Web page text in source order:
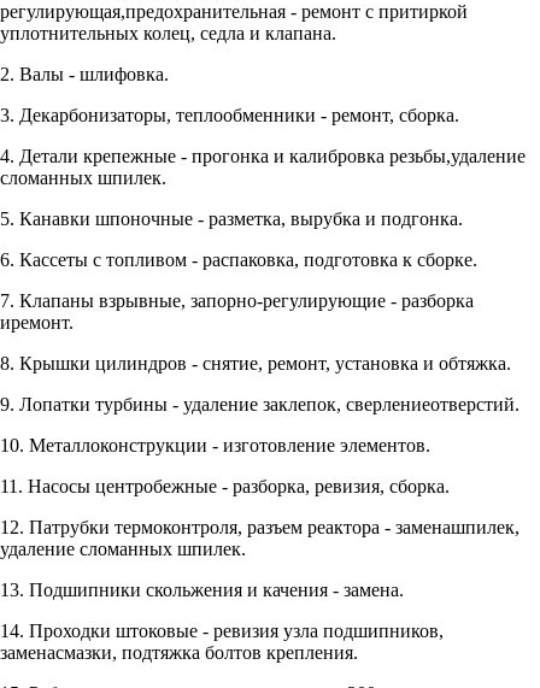
регулирующая,предохранительная - ремонт с притиркой
уплотнительных колец, седла и клапана.
2. Валы - шлифовка.
3. Декарбонизаторы, теплообменники - ремонт, сборка.
4. Детали крепежные - прогонка и калибровка резьбы,удаление
сломанных шпилек.
5. Канавки шпоночные - разметка, вырубка и подгонка.
6. Кассеты с топливом - распаковка, подготовка к сборке.
7. Клапаны взрывные, запорно-регулирующие - разборка
иремонт.
8. Крышки цилиндров - снятие, ремонт, установка и обтяжка.
9. Лопатки турбины - удаление заклепок, сверлениеотверстий.
10. Металлоконструкции - изготовление элементов.
11. Насосы центробежные - разборка, ревизия, сборка.
12. Патрубки термоконтроля, разъем реактора - заменашпилек,
удаление сломанных шпилек.
13. Подшипники скольжения и качения - замена.
14. Проходки штоковые - ревизия узла подшипников,
заменасмазки, подтяжка болтов крепления.